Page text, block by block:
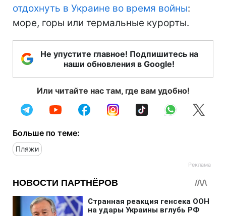
отдохнуть в Украине во время войны:
море, горы или термальные курорты.
Не упустите главное! Подпишитесь на
наши обновления в Google!
Или читайте нас там, где вам удобно!
Больше по теме:
Пляжи